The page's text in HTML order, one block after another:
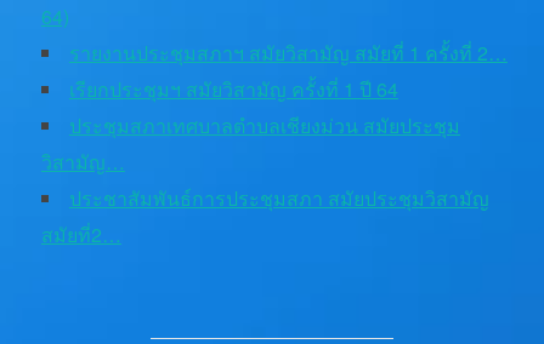
64)
รายงานประชุมสภาฯ สมัยวิสามัญ สมัยที่ 1 ครั้งที่ 2…
เรียกประชุมฯ สมัยวิสามัญ ครั้งที่ 1 ปี 64
ประชุมสภาเทศบาลตำบลเชียงม่วน สมัยประชุม
วิสามัญ…
ประชาสัมพันธ์การประชุมสภา สมัยประชุมวิสามัญ
สมัยที่2…